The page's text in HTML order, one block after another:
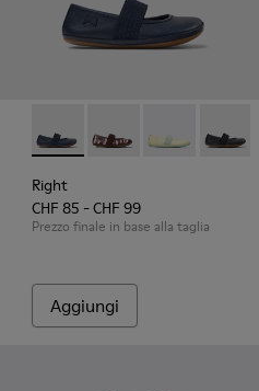
bianche in tessuto per
002 - Scarpe in tessuto rosa
Right - 80025-116 -
Right - 80025-160 -
Right - Right
Right
CHF 85 - CHF 99
Prezzo finale in base alla taglia
Aggiungi